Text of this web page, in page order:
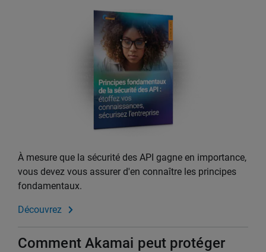
À mesure que la sécurité des API gagne en importance,
vous devez vous assurer d'en connaître les principes
fondamentaux.
Découvrez
Comment Akamai peut protéger